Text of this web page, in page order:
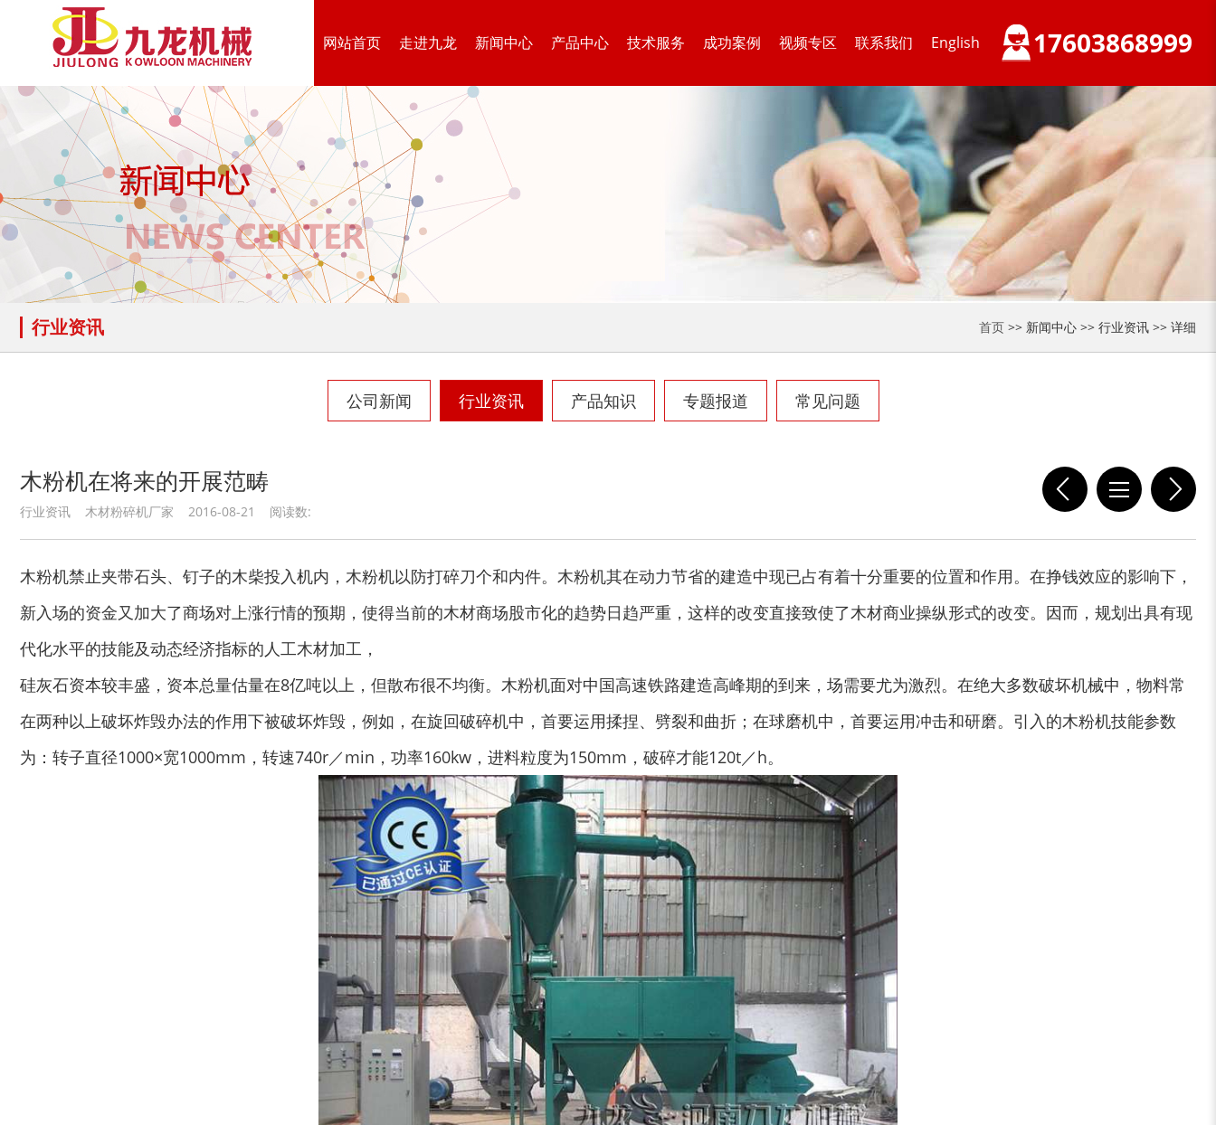
网站首页 走进九龙 新闻中心 产品中心 技术服务 成功案例 视频专区 联系我们 English 17603868999
行业资讯 首页 >> 新闻中心 >> 行业资讯 >> 详细
公司新闻 行业资讯 产品知识 专题报道 常见问题
木粉机在将来的开展范畴
行业资讯 木材粉碎机厂家 2016-08-21 阅读数:
木粉机禁止夹带石头、钉子的木柴投入机内，木粉机以防打碎刀个和内件。木粉机其在动力节省的建造中现已占有着十分重要的位置和作用。在挣钱效应的影响下，
新入场的资金又加大了商场对上涨行情的预期，使得当前的木材商场股市化的趋势日趋严重，这样的改变直接致使了木材商业操纵形式的改变。因而，规划出具有现
代化水平的技能及动态经济指标的人工木材加工，
硅灰石资本较丰盛，资本总量估量在8亿吨以上，但散布很不均衡。木粉机面对中国高速铁路建造高峰期的到来，场需要尤为激烈。在绝大多数破坏机械中，物料常
在两种以上破坏炸毁办法的作用下被破坏炸毁，例如，在旋回破碎机中，首要运用揉捏、劈裂和曲折；在球磨机中，首要运用冲击和研磨。引入的木粉机技能参数
为：转子直径1000×宽1000mm，转速740r／min，功率160kw，进料粒度为150mm，破碎才能120t／h。